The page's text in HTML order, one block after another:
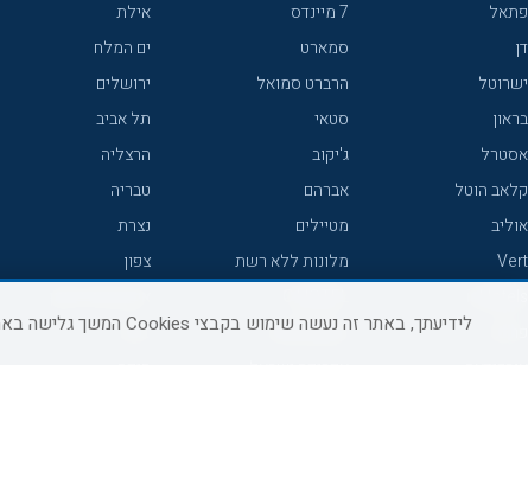
פתאל
דן
ישרוטל
בראון
אסטרל
קלאב הוטל
אוליב
Vert
7 מיינדס
סמארט
הרברט סמואל
סטאי
ג'יקוב
אברהם
מטיילים
מלונות ללא רשת
קראון פלאזה
אילת
ים המלח
ירושלים
תל אביב
הרצליה
טבריה
נצרת
צפון
נתניה
לידיעתך, באתר זה נעשה שימוש בקבצי Cookies המשך גלישה באתר מהווה הסכמה לשימוש זה, למידע נוסף ניתן לעיין